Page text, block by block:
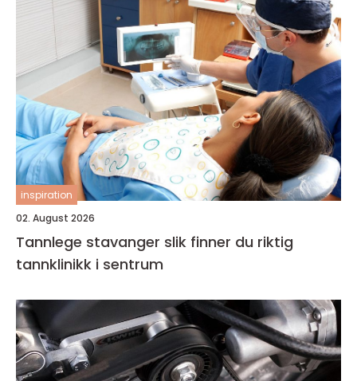
inspiration
02. August 2026
Tannlege stavanger slik finner du riktig
tannklinikk i sentrum